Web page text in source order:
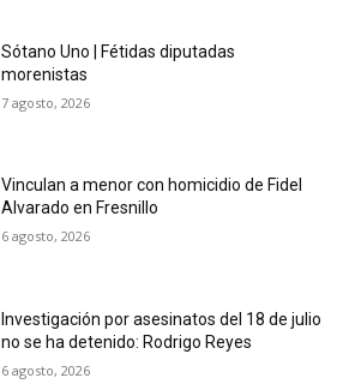
Sótano Uno | Fétidas diputadas
morenistas
7 agosto, 2026
Vinculan a menor con homicidio de Fidel
Alvarado en Fresnillo
6 agosto, 2026
Investigación por asesinatos del 18 de julio
no se ha detenido: Rodrigo Reyes
6 agosto, 2026